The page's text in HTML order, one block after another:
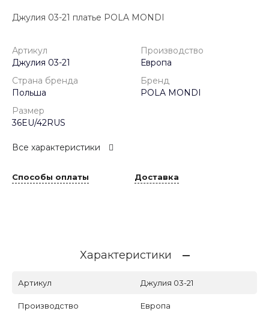
Джулия 03-21 платье POLA MONDI
Артикул
Джулия 03-21
Производство
Европа
Страна бренда
Польша
Бренд
POLA MONDI
Размер
36EU/42RUS
Все характеристики
Способы оплаты Доставка
Характеристики
Артикул Джулия 03-21
Производство Европа